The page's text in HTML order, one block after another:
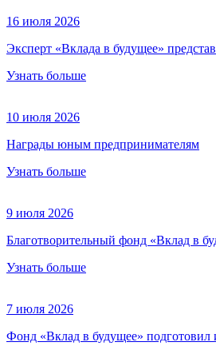
16 июля 2026
Эксперт «Вклада в будущее»
Узнать больше
10 июля 2026
Награды юным предпринимателям
Узнать больше
9 июля 2026
Благотворительный фонд «Вклад в
Узнать больше
7 июля 2026
Фонд «Вклад в будущее»